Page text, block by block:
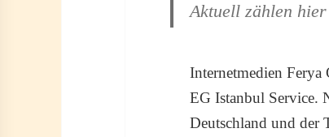
Aktuell zählen
Internetmedien
EG Istanbul Service.
Deutschland und der